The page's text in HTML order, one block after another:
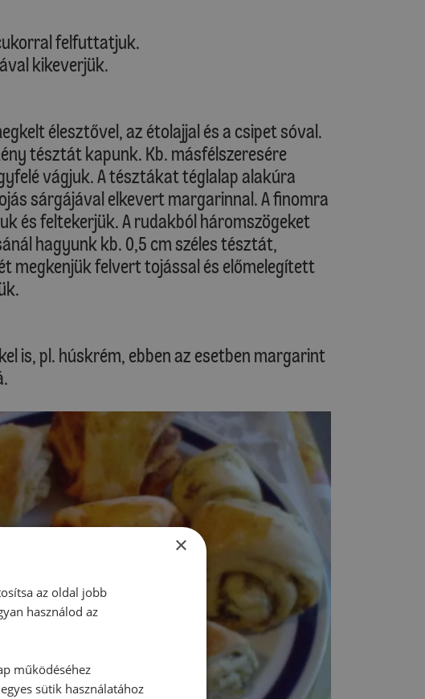
felfuttatjuk.
kikeverjük.
élesztővel, az étolajjal és a csipet sóval.
tésztát kapunk. Kb. másfélszeresére
vágjuk. A tésztákat téglalap alakúra
sárgájával elkevert margarinnal. A finomra
és feltekerjük. A rudakból háromszögeket
hagyunk kb. 0,5 cm széles tésztát,
megkenjük felvert tojással és előmelegített
is, pl. húskrém, ebben az esetben margarint
×
az oldal jobb
használod az
működéséhez
sütik használatához